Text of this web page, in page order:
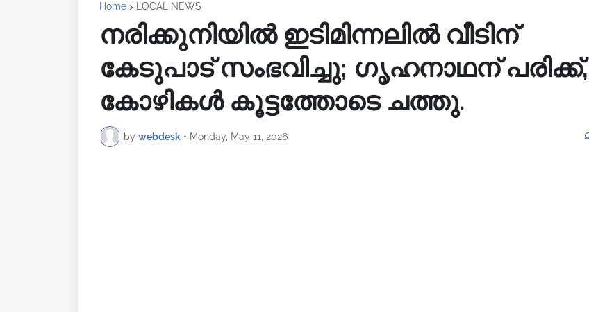
Home LOCAL NEWS
നരിക്കുനിയിൽ ഇടിമിന്നലിൽ വീടിന്
കേടുപാട് സംഭവിച്ചു; ഗൃഹനാഥന് പരിക്ക്,
കോഴികൾ കൂട്ടത്തോടെ ചത്തു.
by webdesk • Monday, May 11, 2026